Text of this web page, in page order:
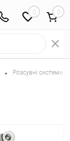
0
• Розсувні системи 🌟